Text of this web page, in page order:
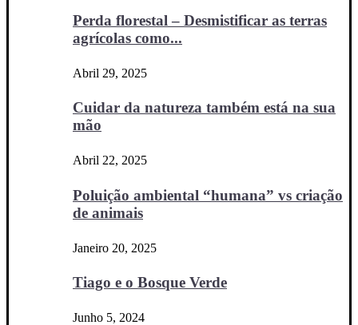
Perda florestal – Desmistificar as terras
agrícolas como...
Abril 29, 2025
Cuidar da natureza também está na sua
mão
Abril 22, 2025
Poluição ambiental “humana” vs criação
de animais
Janeiro 20, 2025
Tiago e o Bosque Verde
Junho 5, 2024